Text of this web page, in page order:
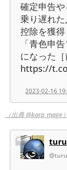
確定申告や
乗り遅れ
控除を獲
「青色申
になった
https://
2023-02-16
（出典 @kara_mage）